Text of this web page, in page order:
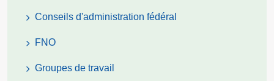
Conseils d'administration fédéral
FNO
Groupes de travail